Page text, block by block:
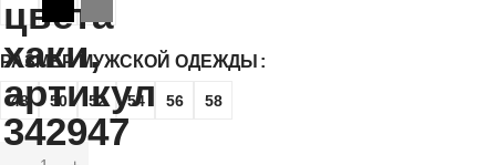
РАЗМЕР МУЖСКОЙ ОДЕЖДЫ
48 50 52 54 56 58